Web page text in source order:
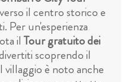
il centro storico e
Per un'esperienza
il Tour gratuito dei
scoprendo il
è noto anche